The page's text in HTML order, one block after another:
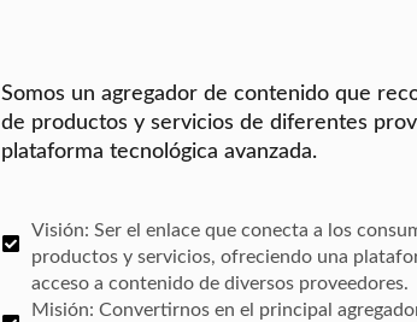
Somos un agregador de contenido que
de productos y servicios de diferentes
plataforma tecnológica avanzada.
Visión: Ser el enlace que conecta a los
productos y servicios, ofreciendo una
acceso a contenido de diversos proveedores.
Misión: Convertirnos en el principal